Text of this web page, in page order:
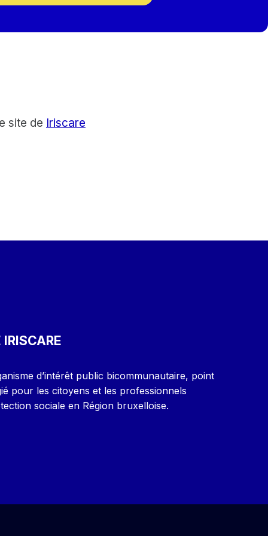
site de Iriscare
IRISCARE
d’intérêt public bicommunautaire, point
pour les citoyens et les professionnels
sociale en Région bruxelloise.